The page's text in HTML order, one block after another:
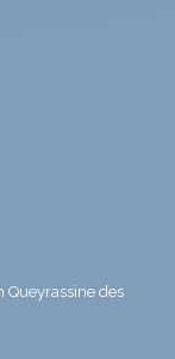
Queyrassine des